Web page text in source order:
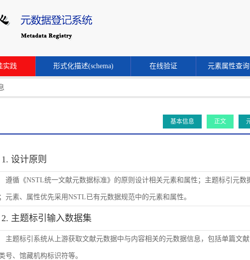
实践 形式化描述(schema) 在线验证 元素属性查询
基本信息 正文
1. 设计原则
遵循《NSTL统一文献元数据标准》的原则设计相关元素和属性；主题标引元
元素、属性优先采用NSTL已有元数据规范中的元素和属性。
2. 主题标引输入数据集
主题标引系统从上游获取文献元数据中与内容相关的元数据信息，包括单篇文
号、馆藏机构标识符等。